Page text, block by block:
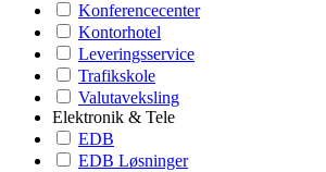
Konferencecenter
Kontorhotel
Leveringsservice
Trafikskole
Valutaveksling
Elektronik & Tele
EDB
EDB Løsninger